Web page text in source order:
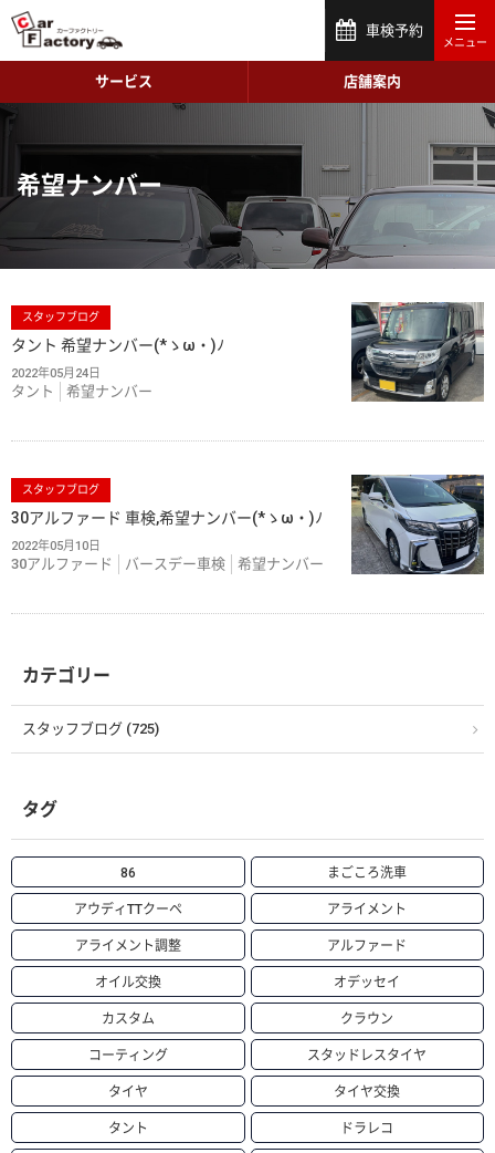
車検予約
サービス 店舗案内
希望ナンバー
スタッフブログ
タント 希望ナンバー(*ゝω・)ﾉ
2022年05月24日
タント 希望ナンバー
スタッフブログ
30アルファード 車検,希望ナンバー(*ゝω・)ﾉ
2022年05月10日
30アルファード バースデー車検 希望ナンバー
カテゴリー
スタッフブログ (725)
タグ
86 まごころ洗車
アウディTTクーペ アライメント
アライメント調整 アルファード
オイル交換 オデッセイ
カスタム クラウン
コーティング スタッドレスタイヤ
タイヤ タイヤ交換
タント ドラレコ